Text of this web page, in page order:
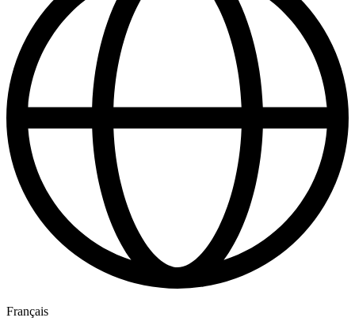
Français